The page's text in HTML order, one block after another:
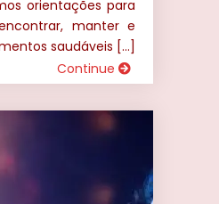
orientações para
manter e
saudáveis […]
Continue